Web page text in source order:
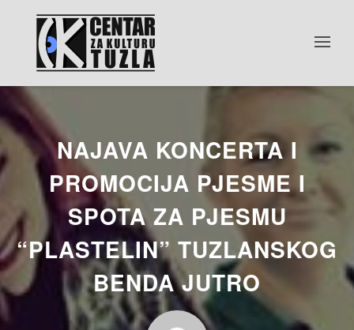
NAJAVA KONCERTA I
PROMOCIJA PJESME I
SPOTA ZA PJESMU
“PLASTELIN” TUZLANSKOG
BENDA JUTRO